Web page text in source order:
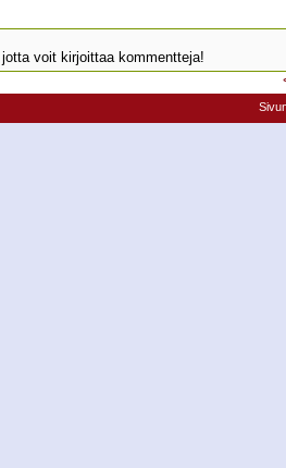
, jotta voit kirjoittaa kommentteja!